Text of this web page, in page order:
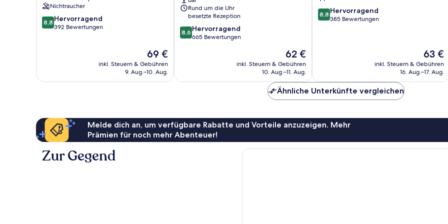
Nichtraucher
8.8
von
8,8 Hervorragend
392 Bewertungen
Der
Preis
beträgt
69 €
inkl. Steuern & Gebühren
9. Aug.–10. Aug.
Rund um die Uhr
besetzte Rezeption
8.6
von
8,6 Hervorragend
665 Bewertungen
Der
Preis
beträgt
62 €
inkl. Steuern & Gebühren
10. Aug.–11. Aug.
8.8
von
8,8 Hervorragend
385 Bewertungen
Der
Preis
beträgt
63 €
inkl. Steuern & Gebühren
16. Aug.–17. Aug.
Ähnliche Unterkünfte vergleichen
Melde dich an, um verfügbare Rabatte und Vorteile anzuzeigen. Mehr
Prämien für noch mehr Abenteuer!
Zur Gegend